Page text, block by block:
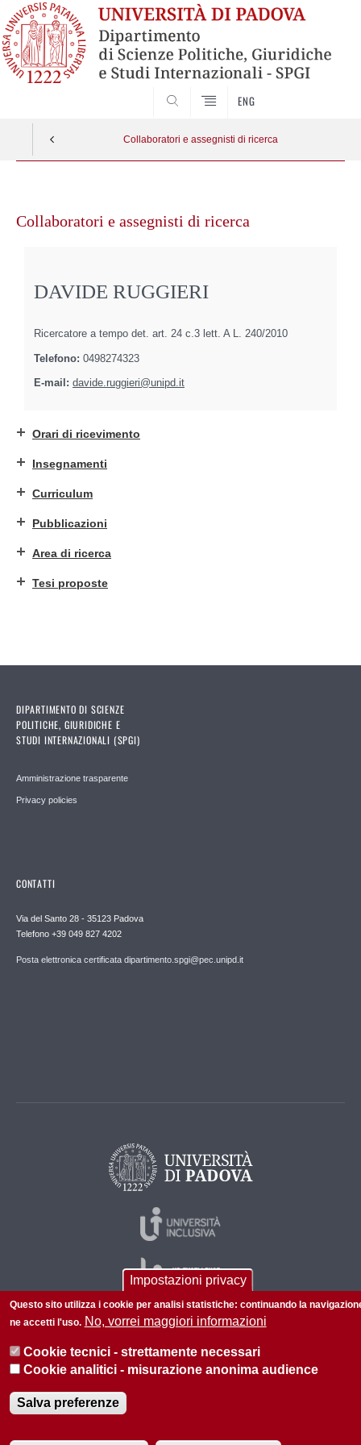
ENG
Collaboratori e assegnisti di ricerca
contenuto
Collaboratori e assegnisti di ricerca
DAVIDE RUGGIERI
Ricercatore a tempo det. art. 24 c.3 lett. A L. 240/2010
Telefono: 0498274323
E-mail: davide.ruggieri@unipd.it
Orari di ricevimento
Insegnamenti
Curriculum
Pubblicazioni
Area di ricerca
Tesi proposte
DIPARTIMENTO DI SCIENZE
POLITICHE, GIURIDICHE E
STUDI INTERNAZIONALI (SPGI)
Amministrazione trasparente
Privacy policies
CONTATTI
Via del Santo 28 - 35123 Padova
Telefono +39 049 827 4202
Posta elettronica certificata dipartimento.spgi@pec.unipd.it
© 2026 Università di Padova - Tutti i diritti riservati
P.I. 00742430283 C.F. 80006480281
Impostazioni privacy
Questo sito utilizza i cookie per analisi statistiche: continuando la
ne accetti l'uso. No, vorrei maggiori informazioni
Cookie tecnici - strettamente necessari
Cookie analitici - misurazione anonima audience
Salva preferenze